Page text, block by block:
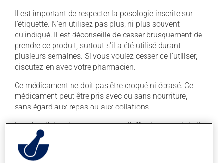
Il est important de respecter la posologie inscrite sur
l'étiquette. N'en utilisez pas plus, ni plus souvent
qu'indiqué. Il est déconseillé de cesser brusquement de
prendre ce produit, surtout s'il a été utilisé durant
plusieurs semaines. Si vous voulez cesser de l'utiliser,
discutez-en avec votre pharmacien.
Ce médicament ne doit pas être croqué ni écrasé. Ce
médicament peut être pris avec ou sans nourriture,
sans égard aux repas ou aux collations.
La prise d'alcool peut augmenter l'effet de ce produit. Il
est donc recommandé d'en consommer avec
modération. Afin de savoir quelle quantité d'alcool
vous est permise, veuillez en discuter avec votre